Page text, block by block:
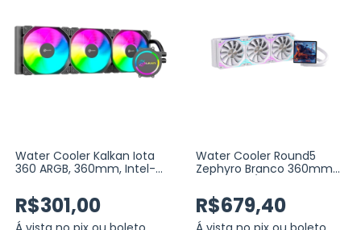
Water Cooler Kalkan Iota
360 ARGB, 360mm, Intel-
R$301,00
Water Cooler Round5
Zephyro Branco 360mm
Display LCD 4”, TDP 300W
(R5-WC-ZEPHYRO-360W-
2225)
R$679,40